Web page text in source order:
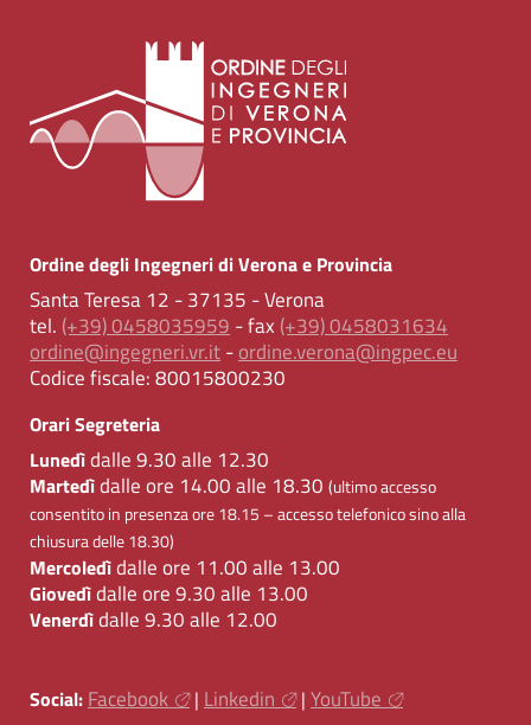
Ordine degli Ingegneri di Verona e Provincia
Santa Teresa 12 - 37135 - Verona
tel. (+39) 0458035959 - fax (+39) 0458031634
ordine@ingegneri.vr.it-ordine.verona@ingpec.eu
Codice fiscale:80015800230
Orari Segreteria
Lunedìdalle 9.30 alle 12.30
Martedìdalle ore 14.00 alle 18.30 (ultimo accesso
consentito in presenza ore 18.15 – accesso telefonico sino alla
chiusura delle 18.30)
Mercoledìdalle ore 11.00 alle 13.00
Giovedìdalle ore 9.30 alle 13.00
Venerdìdalle 9.30 alle 12.00
Social: Facebook | Linkedin | YouTube